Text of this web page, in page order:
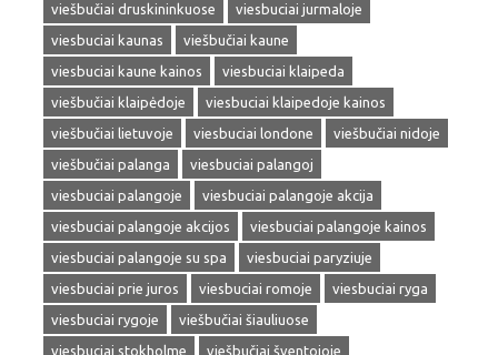
viešbučiai druskininkuose
viesbuciai jurmaloje
viesbuciai kaunas
viešbučiai kaune
viesbuciai kaune kainos
viesbuciai klaipeda
viešbučiai klaipėdoje
viesbuciai klaipedoje kainos
viešbučiai lietuvoje
viesbuciai londone
viešbučiai nidoje
viešbučiai palanga
viesbuciai palangoj
viesbuciai palangoje
viesbuciai palangoje akcija
viesbuciai palangoje akcijos
viesbuciai palangoje kainos
viesbuciai palangoje su spa
viesbuciai paryziuje
viesbuciai prie juros
viesbuciai romoje
viesbuciai ryga
viesbuciai rygoje
viešbučiai šiauliuose
viesbuciai stokholme
viešbučiai šventojoje